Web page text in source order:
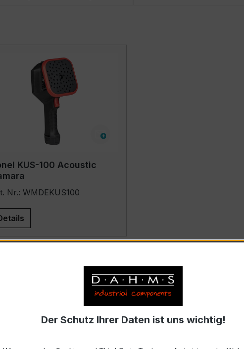
KUS-100 Acoustic
Nr.: WMDEKUS100
Der Schutz Ihrer Daten ist uns wichtig!